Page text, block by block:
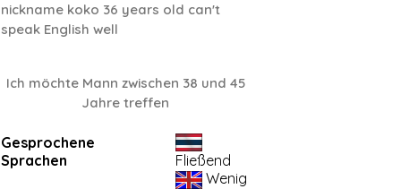
nickname koko 36 years old can't
speak English well
Ich möchte Mann zwischen 38 und 45
Jahre treffen
Gesprochene
Sprachen
Fließend
Wenig